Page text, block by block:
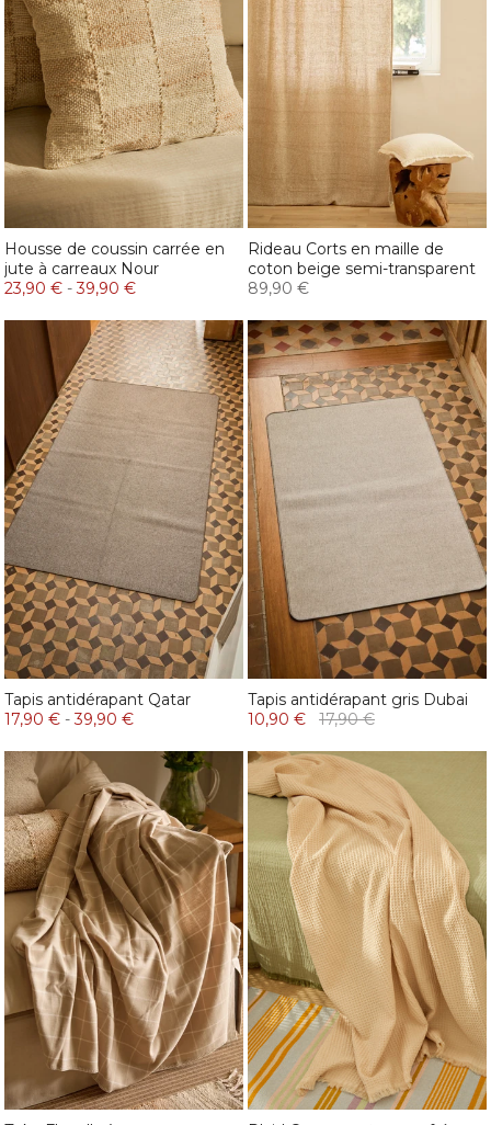
Housse de coussin carrée en
jute à carreaux Nour
23,90 € -39,90 €
Rideau Corts en maille de
coton beige semi-transparent
89,90 €
Tapis antidérapant Qatar
17,90 € -39,90 €
Tapis antidérapant gris Dubai
10,90 €
17,90 €